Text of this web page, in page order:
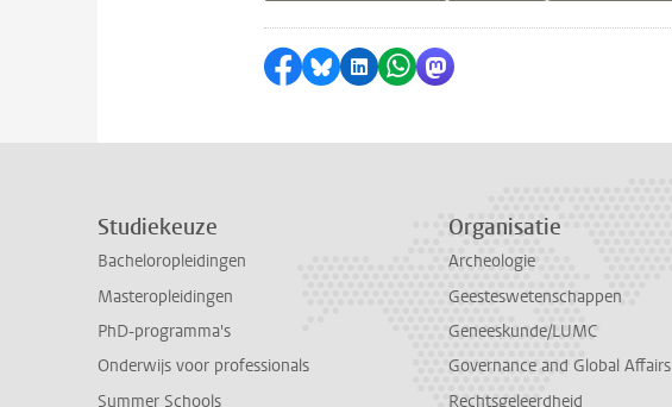
Delen op Facebook
Delen via Bluesky
Delen op LinkedIn
Delen via WhatsApp
Delen via Mastodon
Studiekeuze
Bacheloropleidingen
Masteropleidingen
PhD-programma's
Onderwijs voor professionals
Summer Schools
Organisatie
Archeologie
Geesteswetenschappen
Geneeskunde/LUMC
Governance and Global Affairs
Rechtsgeleerdheid